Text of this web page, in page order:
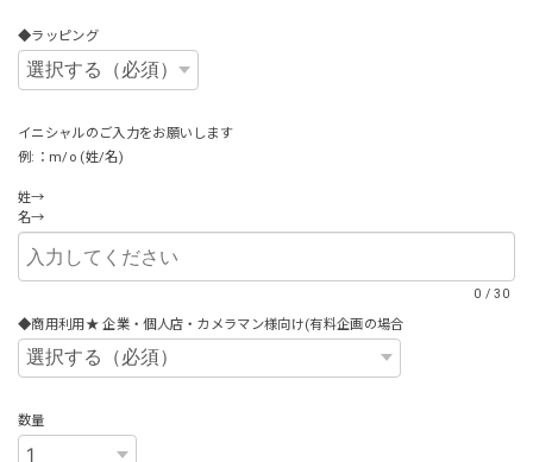
◆ラッピング
イニシャルのご入力をお願いします
例:：m/o (姓/名)
姓→
名→
0 /30
◆商用利用★ 企業・個人店・カメラマン様向け(有料企画の場合
数量